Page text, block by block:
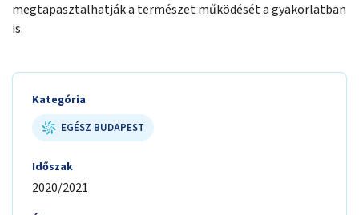
megtapasztalhatják a természet működését a gyakorlatban
is.
Kategória
EGÉSZ BUDAPEST
Időszak
2020/2021